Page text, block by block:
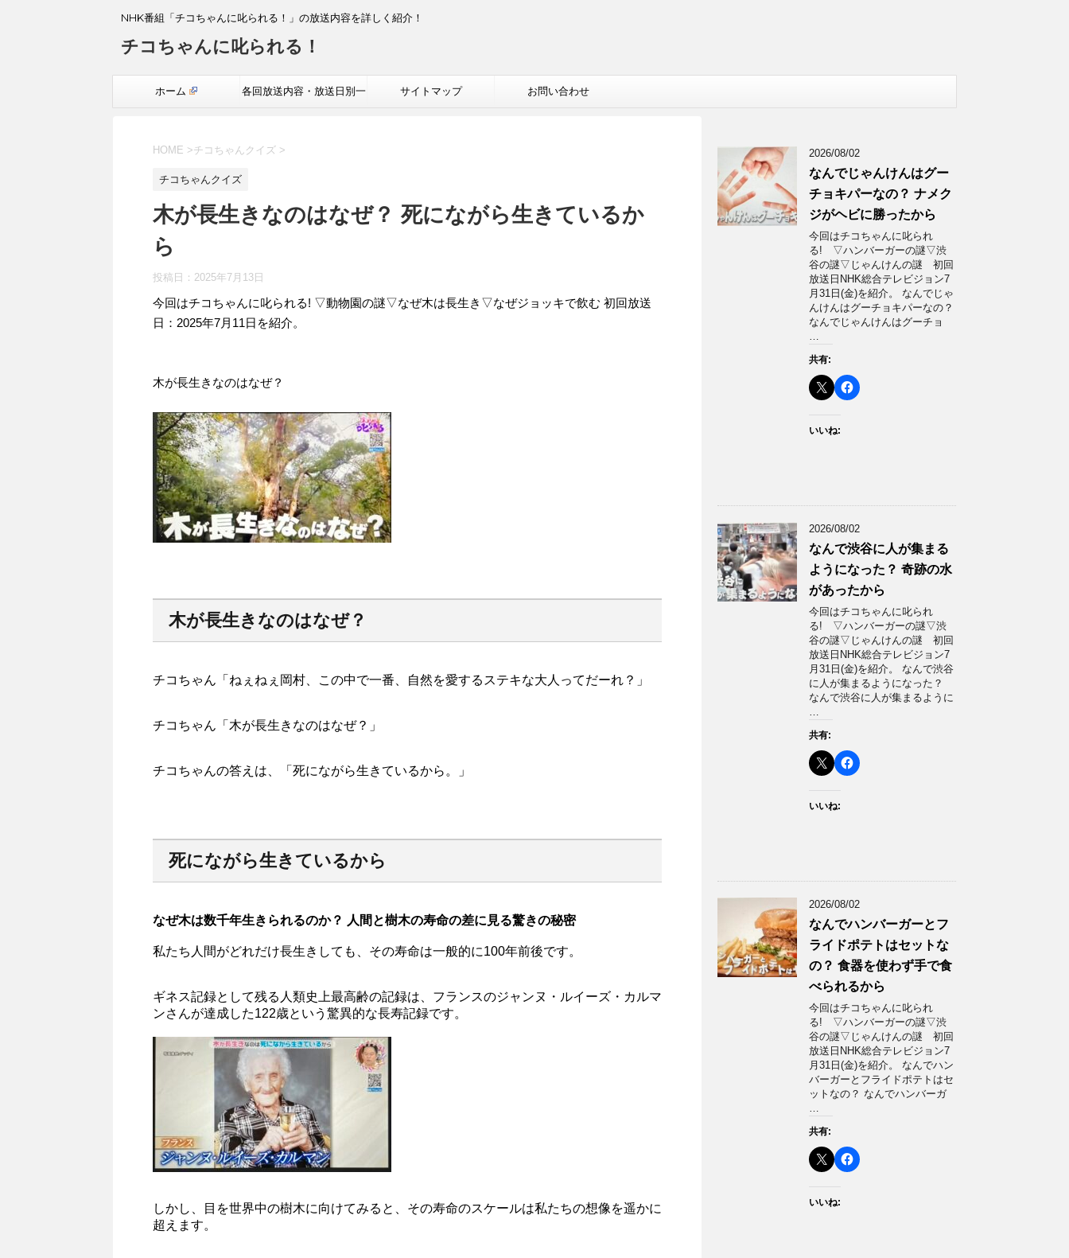
NHK番組「チコちゃんに叱られる！」の放送内容を詳しく紹介！
チコちゃんに叱られる！
ホーム 各回放送内容・放送日別一 サイトマップ お問い合わせ
HOME >チコちゃんクイズ >
チコちゃんクイズ
木が長生きなのはなぜ？ 死にながら生きているか
ら
投稿日： 2025年7月13日
今回はチコちゃんに叱られる! ▽動物園の謎▽なぜ木は長生き▽なぜジョッキで飲む 初回放送
日：2025年7月11日を紹介。
木が長生きなのはなぜ？
木が長生きなのはなぜ？
チコちゃん「ねぇねぇ岡村、この中で一番、自然を愛するステキな大人ってだーれ？」
チコちゃん「木が長生きなのはなぜ？」
チコちゃんの答えは、「死にながら生きているから。」
死にながら生きているから
なぜ木は数千年生きられるのか？ 人間と樹木の寿命の差に見る驚きの秘密
私たち人間がどれだけ長生きしても、その寿命は一般的に100年前後です。
ギネス記録として残る人類史上最高齢の記録は、フランスのジャンヌ・ルイーズ・カルマ
ンさんが達成した122歳という驚異的な長寿記録です。
しかし、目を世界中の樹木に向けてみると、その寿命のスケールは私たちの想像を遥かに
超えます。
2026/08/02
なんでじゃんけんはグー
チョキパーなの？ ナメク
ジがヘビに勝ったから
今回はチコちゃんに叱られ
る! ▽ハンバーガーの謎▽渋
谷の謎▽じゃんけんの謎 初回
放送日NHK総合テレビジョン7
月31日(金)を紹介。 なんでじゃ
んけんはグーチョキパーなの？
なんでじゃんけんはグーチョ
…
共有:
いいね:
2026/08/02
なんで渋谷に人が集まる
ようになった？ 奇跡の水
があったから
今回はチコちゃんに叱られ
る! ▽ハンバーガーの謎▽渋
谷の謎▽じゃんけんの謎 初回
放送日NHK総合テレビジョン7
月31日(金)を紹介。 なんで渋谷
に人が集まるようになった？
なんで渋谷に人が集まるように
…
共有:
いいね:
2026/08/02
なんでハンバーガーとフ
ライドポテトはセットな
の？ 食器を使わず手で食
べられるから
今回はチコちゃんに叱られ
る! ▽ハンバーガーの謎▽渋
谷の謎▽じゃんけんの謎 初回
放送日NHK総合テレビジョン7
月31日(金)を紹介。 なんでハン
バーガーとフライドポテトはセ
ットなの？ なんでハンバーガ
…
共有:
いいね: